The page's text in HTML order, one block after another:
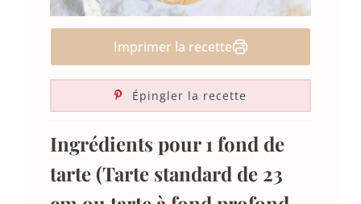
Imprimer la recette
Épingler la recette
Ingrédients pour 1 fond de
tarte (Tarte standard de 23